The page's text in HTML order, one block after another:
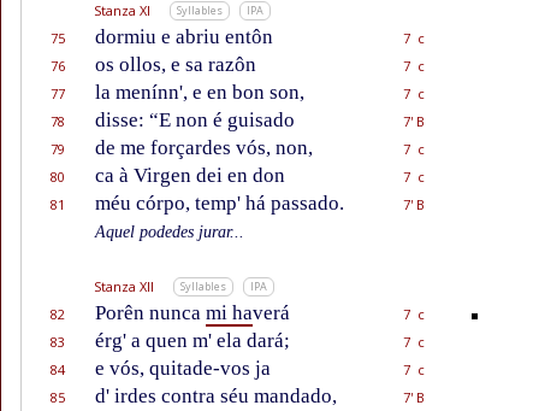
Stanza XI Syllables IPA
75 dormiu e abriu entôn
7 c
76
os ollos, e sa razôn
7 c
77
la menínn', e en bon son,
7 c
78
disse: “E non é guisado
7' B
79
de me forçardes vós, non,
7 c
80
ca à Virgen dei en don
7 c
81
méu córpo, temp' há passado.
7' B
Aquel podedes jurar...
Stanza XII Syllables IPA
82 Porên nunca mi haverá
7 c
83
érg' a quen m' ela dará;
7 c
84
e vós, quitade-vos ja
7 c
85
d' irdes contra séu mandado,
7' B